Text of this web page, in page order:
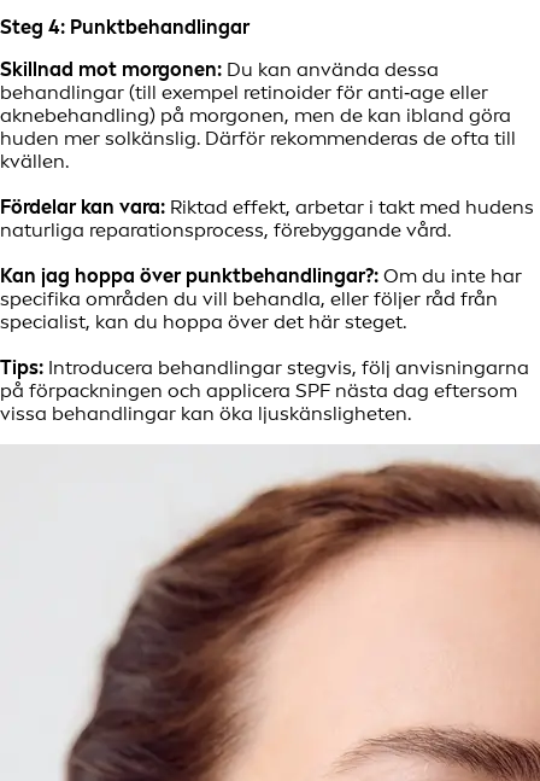
Steg 4: Punktbehandlingar
Skillnad mot morgonen: Du kan använda dessa
behandlingar (till exempel retinoider för anti‑age eller
aknebehandling) på morgonen, men de kan ibland göra
huden mer solkänslig. Därför rekommenderas de ofta till
kvällen.
Fördelar kan vara: Riktad effekt, arbetar i takt med hudens
naturliga reparationsprocess, förebyggande vård.
Kan jag hoppa över punktbehandlingar?: Om du inte har
specifika områden du vill behandla, eller följer råd från
specialist, kan du hoppa över det här steget.
Tips: Introducera behandlingar stegvis, följ anvisningarna
på förpackningen och applicera SPF nästa dag eftersom
vissa behandlingar kan öka ljuskänsligheten.